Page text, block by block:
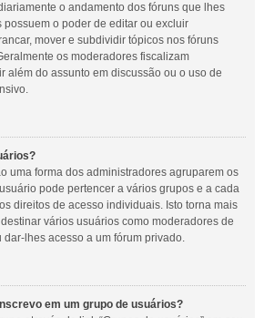
o andamento dos fóruns que lhes
o poder de editar ou excluir
mover e subdividir tópicos nos fóruns
os moderadores fiscalizam
além do assunto em discussão ou o uso de
uma forma dos administradores agruparem os
pode pertencer a vários grupos e a cada
direitos de acesso individuais. Isto torna mais
vários usuários como moderadores de
lhes acesso a um fórum privado.
em um grupo de usuários?